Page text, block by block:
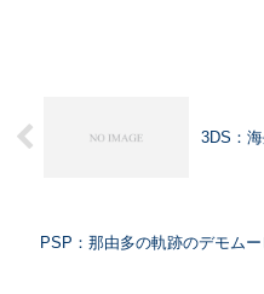
3DS：
PSP：那由多の軌跡のデモム